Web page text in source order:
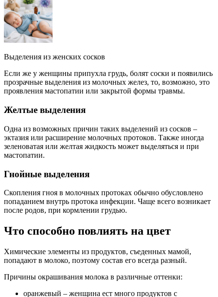
Выделения из женских сосков
Если же у женщины припухла грудь, болят соски и появились
прозрачные выделения из молочных желез, то, возможно, это
проявления мастопатии или закрытой формы травмы.
Желтые выделения
Одна из возможных причин таких выделений из сосков –
эктазия или расширение молочных протоков. Также иногда
зеленоватая или желтая жидкость может выделяться и при
мастопатии.
Гнойные выделения
Скопления гноя в молочных протоках обычно обусловлено
попаданием внутрь протока инфекции. Чаще всего возникает
после родов, при кормлении грудью.
Что способно повлиять на цвет
Химические элементы из продуктов, съеденных мамой,
попадают в молоко, поэтому состав его всегда разный.
Причины окрашивания молока в различные оттенки:
оранжевый – женщина ест много продуктов с